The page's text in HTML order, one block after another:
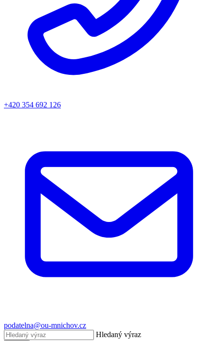
+420 354 692 126
podatelna@ou-mnichov.cz
Hledaný výraz